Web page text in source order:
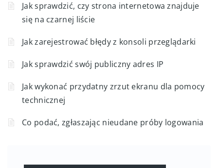
Jak sprawdzić, czy strona internetowa znajduje
się na czarnej liście
Jak zarejestrować błędy z konsoli przeglądarki
Jak sprawdzić swój publiczny adres IP
Jak wykonać przydatny zrzut ekranu dla pomocy
technicznej
Co podać, zgłaszając nieudane próby logowania